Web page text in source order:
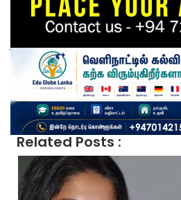
Related Posts :